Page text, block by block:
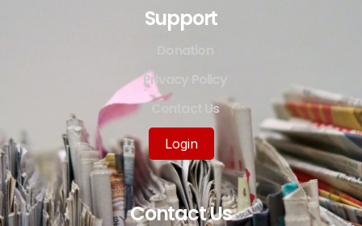
Support
Privacy Policy
Contact Us
Login
Contact Us